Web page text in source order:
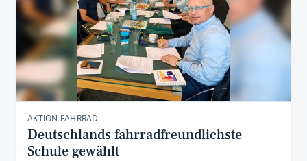
AKTION FAHRRAD
Deutschlands fahrradfreundlichste
Schule gewählt